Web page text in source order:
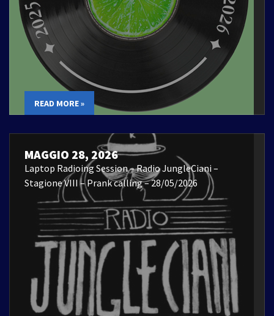
READ MORE »
MAGGIO 28, 2026
Laptop Radioing Session – Radio JungleCiani –
Stagione VIII – Prank calling – 28/05/2026